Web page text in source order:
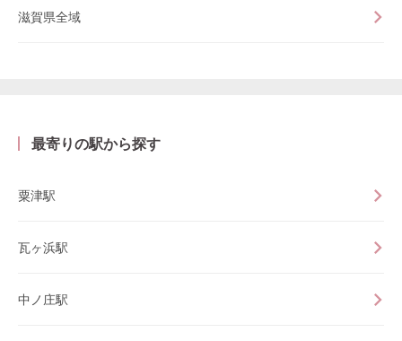
滋賀県全域
最寄りの駅から探す
粟津駅
瓦ヶ浜駅
中ノ庄駅